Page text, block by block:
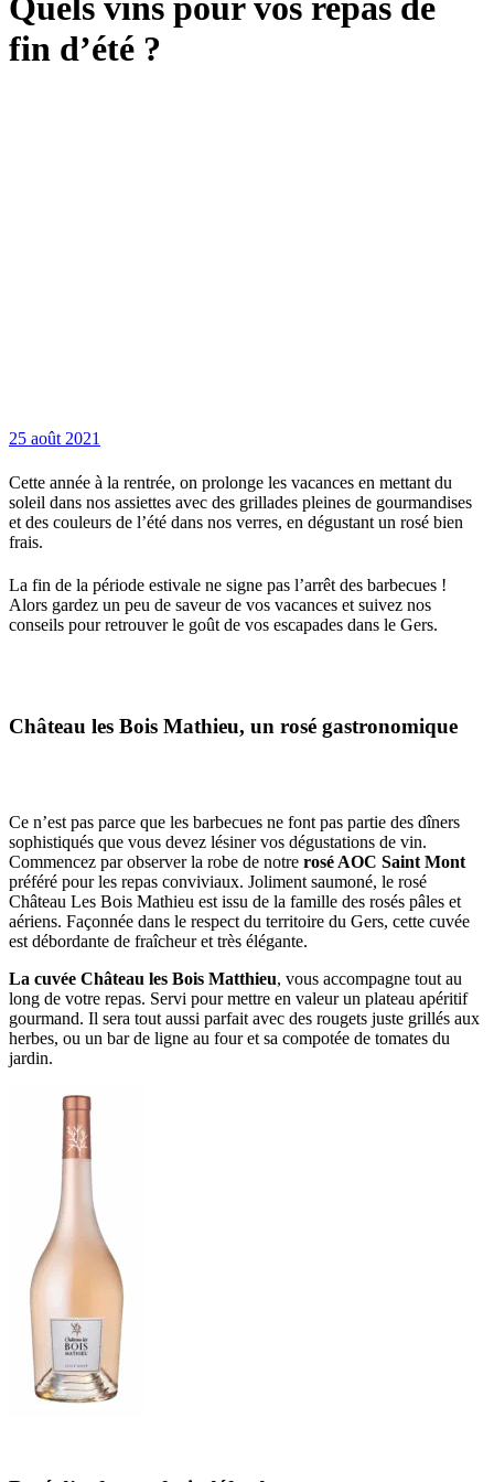
Quels vins pour vos repas de
fin d’été ?
25 août 2021
Cette année à la rentrée, on prolonge les vacances en mettant du
soleil dans nos assiettes avec des grillades pleines de gourmandises
et des couleurs de l’été dans nos verres, en dégustant un rosé bien
frais.
La fin de la période estivale ne signe pas l’arrêt des barbecues !
Alors gardez un peu de saveur de vos vacances et suivez nos
conseils pour retrouver le goût de vos escapades dans le Gers.
Château les Bois Mathieu, un rosé gastronomique
Ce n’est pas parce que les barbecues ne font pas partie des dîners
sophistiqués que vous devez lésiner vos dégustations de vin.
Commencez par observer la robe de notre rosé AOC Saint Mont
préféré pour les repas conviviaux. Joliment saumoné, le rosé
Château Les Bois Mathieu est issu de la famille des rosés pâles et
aériens. Façonnée dans le respect du territoire du Gers, cette cuvée
est débordante de fraîcheur et très élégante.
La cuvée Château les Bois Matthieu, vous accompagne tout au
long de votre repas. Servi pour mettre en valeur un plateau apéritif
gourmand. Il sera tout aussi parfait avec des rougets juste grillés aux
herbes, ou un bar de ligne au four et sa compotée de tomates du
jardin.